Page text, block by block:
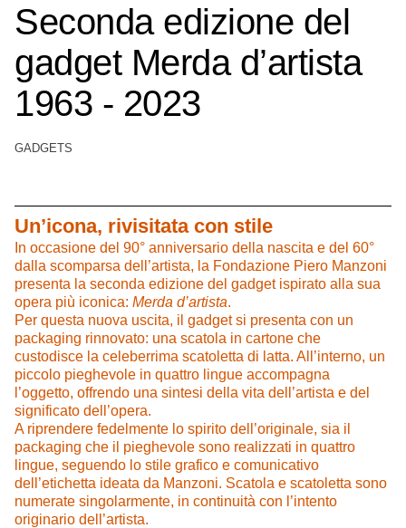
Seconda edizione del
gadget Merda d’artista
1963 - 2023
GADGETS
Un’icona, rivisitata con stile
In occasione del 90° anniversario della nascita e del 60°
dalla scomparsa dell’artista, la Fondazione Piero Manzoni
presenta la seconda edizione del gadget ispirato alla sua
opera più iconica: Merda d’artista.
Per questa nuova uscita, il gadget si presenta con un
packaging rinnovato: una scatola in cartone che
custodisce la celeberrima scatoletta di latta. All’interno, un
piccolo pieghevole in quattro lingue accompagna
l’oggetto, offrendo una sintesi della vita dell’artista e del
significato dell’opera.
A riprendere fedelmente lo spirito dell’originale, sia il
packaging che il pieghevole sono realizzati in quattro
lingue, seguendo lo stile grafico e comunicativo
dell’etichetta ideata da Manzoni. Scatola e scatoletta sono
numerate singolarmente, in continuità con l’intento
originario dell’artista.